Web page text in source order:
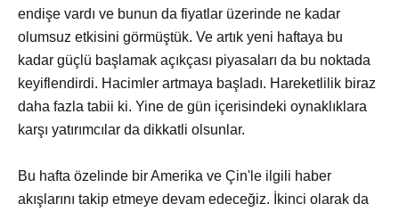
endişe vardı ve bunun da fiyatlar üzerinde ne kadar
olumsuz etkisini görmüştük. Ve artık yeni haftaya bu
kadar güçlü başlamak açıkçası piyasaları da bu noktada
keyiflendirdi. Hacimler artmaya başladı. Hareketlilik biraz
daha fazla tabii ki. Yine de gün içerisindeki oynaklıklara
karşı yatırımcılar da dikkatli olsunlar.
Bu hafta özelinde bir Amerika ve Çin'le ilgili haber
akışlarını takip etmeye devam edeceğiz. İkinci olarak da